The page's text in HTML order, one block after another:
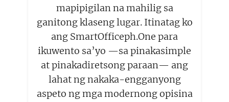
mapipigilan na mahilig sa
ganitong klaseng lugar. Itinatag ko
ang SmartOfficeph.One para
ikuwento sa’yo —sa pinakasimple
at pinakadiretsong paraan— ang
lahat ng nakaka-engganyong
aspeto ng mga modernong opisina